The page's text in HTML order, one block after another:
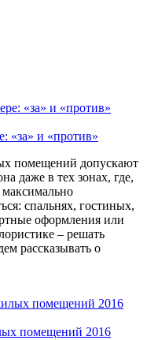
«за» и «против»
помещений допускают
даже в тех зонах, где,
спальнях, гостиных,
оформления или
– решать
рассказывать о
помещений 2016